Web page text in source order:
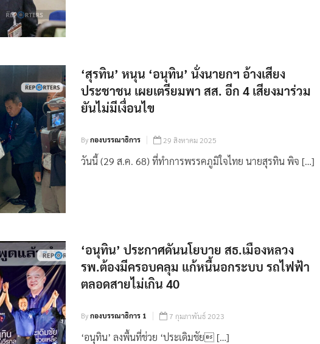
‘สุรทิน’ หนุน ‘อนุทิน’ นั่งนายกฯ อ้างเสียง
ประชาชน เผยเตรียมพา สส. อีก 4 เสียงมาร่วม
ยันไม่มีเงื่อนไข
Byกองบรรณาธิการ 29 สิงหาคม 2025
วันนี้ (29 ส.ค. 68) ที่ทำการพรรคภูมิใจไทย นายสุรทิน พิจ […]
‘อนุทิน’ ประกาศดันนโยบาย สธ.เมืองหลวง
รพ.ต้องมีครอบคลุม แก้หนี้นอกระบบ รถไฟฟ้า
ตลอดสายไม่เกิน 40
Byกองบรรณาธิการ 1 7 กุมภาพันธ์ 2023
‘อนุทิน’ ลงพื้นที่ช่วย ‘ประเดิมชัย […]